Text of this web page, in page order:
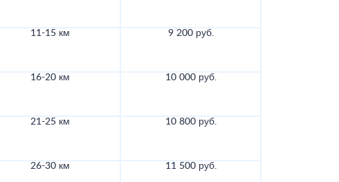
11-15 км 9 200 руб.
16-20 км 10 000 руб.
21-25 км 10 800 руб.
26-30 км 11 500 руб.